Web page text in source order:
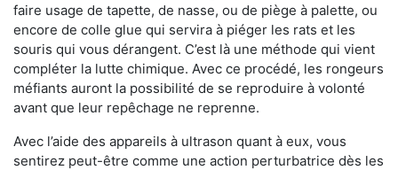
faire usage de tapette, de nasse, ou de piège à palette, ou
encore de colle glue qui servira à piéger les rats et les
souris qui vous dérangent. C’est là une méthode qui vient
compléter la lutte chimique. Avec ce procédé, les rongeurs
méfiants auront la possibilité de se reproduire à volonté
avant que leur repêchage ne reprenne.
Avec l’aide des appareils à ultrason quant à eux, vous
sentirez peut-être comme une action perturbatrice dès les